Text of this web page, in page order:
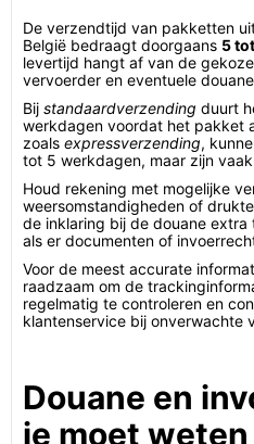
De verzendtijd van pakketten
België bedraagt doorgaans 5
levertijd hangt af van de
vervoerder en eventuele
Bij standaardverzending duurt
werkdagen voordat het pakket
zoals expressverzending,
tot 5 werkdagen, maar zijn
Houd rekening met mogelijke
weersomstandigheden of
de inklaring bij de douane extra
als er documenten of
Voor de meest accurate
raadzaam om de
regelmatig te controleren en
klantenservice bij onverwachte
Douane en
je moet